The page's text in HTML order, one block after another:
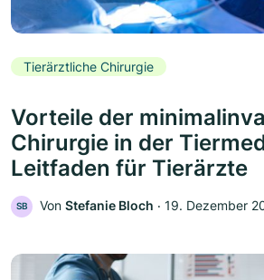
Tierärztliche Chirurgie
Vorteile der
Chirurgie in der
Leitfaden für Tierärzte
SB Von Stefanie Bloch ‧ 19. Dezember